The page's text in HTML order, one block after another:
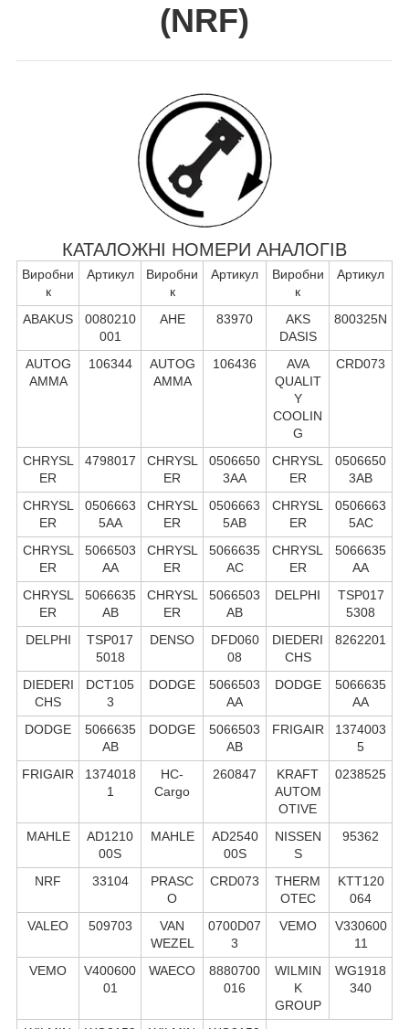
(NRF)
КАТАЛОЖНІ НОМЕРИ АНАЛОГІВ
Виробни
к
Артикул
Виробни
к
Артикул
Виробни
к
Артикул
ABAKUS
0080210
001
AHE 83970
AKS
DASIS
800325N
AUTOG
AMMA
106344
AUTOG
AMMA
106436
AVA
QUALIT
Y
COOLIN
G
CRD073
CHRYSL
ER
4798017
CHRYSL
ER
0506650
3AA
CHRYSL
ER
0506650
3AB
CHRYSL
ER
0506663
5AA
CHRYSL
ER
0506663
5AB
CHRYSL
ER
0506663
5AC
CHRYSL
ER
5066503
AA
CHRYSL
ER
5066635
AC
CHRYSL
ER
5066635
AA
CHRYSL
ER
5066635
AB
CHRYSL
ER
5066503
AB
DELPHI
TSP017
5308
DELPHI
TSP017
5018
DENSO
DFD060
08
DIEDERI
CHS
8262201
DIEDERI
CHS
DCT105
3
DODGE
5066503
AA
DODGE
5066635
AA
DODGE
5066635
AB
DODGE
5066503
AB
FRIGAIR
1374003
5
FRIGAIR
1374018
1
HC-
Cargo
260847
KRAFT
AUTOM
OTIVE
0238525
MAHLE
AD1210
00S
MAHLE
AD2540
00S
NISSEN
S
95362
NRF 33104
PRASC
O
CRD073
THERM
OTEC
KTT120
064
VALEO
509703
VAN
WEZEL
0700D07
3
VEMO
V330600
11
VEMO
V400600
01
WAECO
8880700
016
WILMIN
K
GROUP
WG1918
340